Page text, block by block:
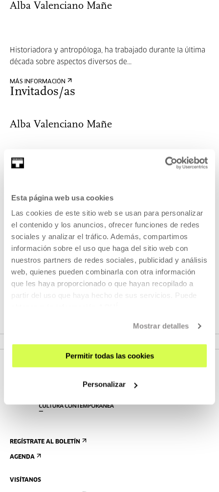
Esta página web usa cookies
Las cookies de este sitio web se usan para personalizar
el contenido y los anuncios, ofrecer funciones de redes
sociales y analizar el tráfico. Además, compartimos
información sobre el uso que haga del sitio web con
nuestros partners de redes sociales, publicidad y análisis
web, quienes pueden combinarla con otra información
que les haya proporcionado o que hayan recopilado a
partir del uso que haya hecho de sus servicios. Puede
Mostrar detalles
Permitir todas las cookies
Personalizar
Alba Valenciano Mañe
Historiadora y antropóloga, ha trabajado durante la última
década sobre aspectos diversos de...
MÁS INFORMACIÓN
Invitados/as
Alba Valenciano Mañe
Historiadora y antropóloga, ha trabajado durante la última
MÁS INFORMACIÓN
Pertenece a Proyecto:
Estimulantes, colonialismo y
cruce de itinerarios entre
Guinea Ecuatorial y el País
REGÍSTRATE AL BOLETÍN
AGENDA
VISÍTANOS